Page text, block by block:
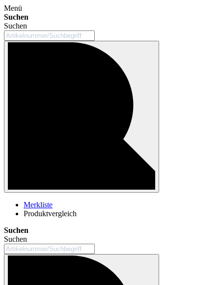
Menü
Suchen
Suchen
Merkliste
Produktvergleich
Suchen
Suchen